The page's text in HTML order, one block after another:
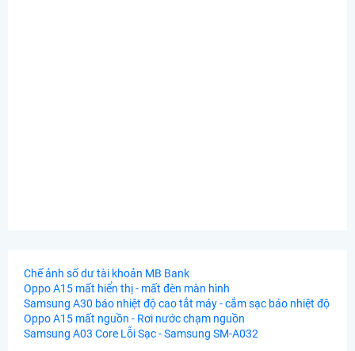
Chế ảnh số dư tài khoản MB Bank
Oppo A15 mất hiển thị - mất đèn màn hình
Samsung A30 báo nhiệt độ cao tắt máy - cắm sạc báo nhiệt độ
Oppo A15 mất nguồn - Rơi nước chạm nguồn
Samsung A03 Core Lỗi Sạc - Samsung SM-A032